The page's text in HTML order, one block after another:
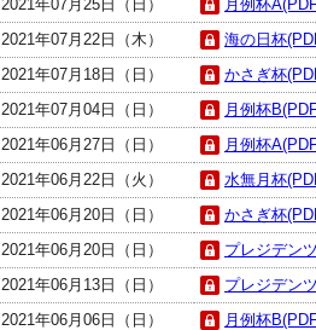
2021年07月25日（日）
月例杯
2021年07月22日（木）
海の日杯
2021年07月18日（日）
かさぎ杯
2021年07月04日（日）
月例杯
2021年06月27日（日）
月例杯
2021年06月22日（火）
水無月杯
2021年06月20日（日）
かさぎ杯
2021年06月20日（日）
プレジデン
2021年06月13日（日）
プレジデン
2021年06月06日（日）
月例杯